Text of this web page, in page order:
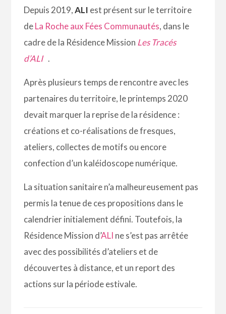
Depuis 2019,ALI est présent sur le territoire
deLa Roche aux Fées Communautés, dans le
cadre de la Résidence Mission Les Tracés
d’ALI .
Après plusieurs temps de rencontre avec les
partenaires du territoire, le printemps 2020
devait marquer la reprise de la résidence :
créations et co-réalisations de fresques,
ateliers, collectes de motifs ou encore
confection d’un kaléidoscope numérique.
La situation sanitaire n’a malheureusement pas
permis la tenue de ces propositions dans le
calendrier initialement défini. Toutefois, la
Résidence Mission d’ALI ne s’est pas arrêtée
avec des possibilités d’ateliers et de
découvertes à distance, et un report des
actions sur la période estivale.